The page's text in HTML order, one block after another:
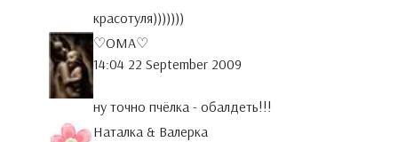
красотуля)))))))
♡OMА♡
14:04 22 September 2009
ну точно пчёлка - обалдеть!!!
Наталка & Валерка